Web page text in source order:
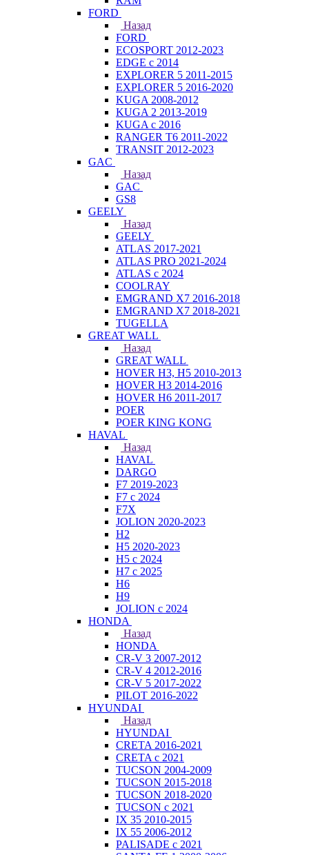
FORD
Назад
FORD
ECOSPORT 2012-2023
EDGE c 2014
EXPLORER 5 2011-2015
EXPLORER 5 2016-2020
KUGA 2008-2012
KUGA 2 2013-2019
KUGA с 2016
RANGER T6 2011-2022
TRANSIT 2012-2023
GAC
Назад
GAC
GS8
GEELY
Назад
GEELY
ATLAS 2017-2021
ATLAS PRO 2021-2024
ATLAS с 2024
COOLRAY
EMGRAND X7 2016-2018
EMGRAND X7 2018-2021
TUGELLA
GREAT WALL
Назад
GREAT WALL
HOVER H3, H5 2010-2013
HOVER H3 2014-2016
HOVER H6 2011-2017
POER
POER KING KONG
HAVAL
Назад
HAVAL
DARGO
F7 2019-2023
F7 с 2024
F7X
JOLION 2020-2023
H2
H5 2020-2023
H5 с 2024
H7 с 2025
H6
H9
JOLION с 2024
HONDA
Назад
HONDA
CR-V 3 2007-2012
CR-V 4 2012-2016
CR-V 5 2017-2022
PILOT 2016-2022
HYUNDAI
Назад
HYUNDAI
CRETA 2016-2021
CRETA с 2021
TUCSON 2004-2009
TUCSON 2015-2018
TUCSON 2018-2020
TUCSON с 2021
IX 35 2010-2015
IX 55 2006-2012
PALISADE с 2021